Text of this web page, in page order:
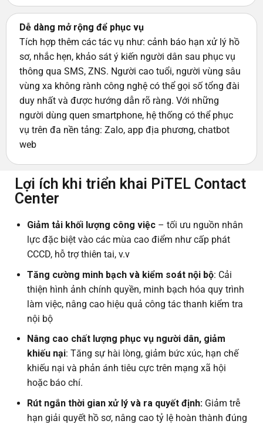
Dễ dàng mở rộng để phục vụ
Tích hợp thêm các tác vụ như: cảnh báo hạn xử lý hồ
sơ, nhắc hẹn, khảo sát ý kiến người dân sau phục vụ
thông qua SMS, ZNS. Người cao tuổi, người vùng sâu
vùng xa không rành công nghệ có thể gọi số tổng đài
duy nhất và được hướng dẫn rõ ràng. Với những
người dùng quen smartphone, hệ thống có thể phục
vụ trên đa nền tảng: Zalo, app địa phương, chatbot
web
Lợi ích khi triển khai PiTEL Contact
Center
Giảm tải khối lượng công việc– tối ưu nguồn nhân
lực đặc biệt vào các mùa cao điểm như cấp phát
CCCD, hỗ trợ thiên tai, v.v
Tăng cường minh bạch và kiểm soát nội bộ: Cải
thiện hình ảnh chính quyền, minh bạch hóa quy trình
làm việc, nâng cao hiệu quả công tác thanh kiểm tra
nội bộ
Nâng cao chất lượng phục vụ người dân, giảm
khiếu nại: Tăng sự hài lòng, giảm bức xúc, hạn chế
khiếu nại và phản ánh tiêu cực trên mạng xã hội
hoặc báo chí.
Rút ngắn thời gian xử lý và ra quyết định:Giảm trễ
hạn giải quyết hồ sơ, nâng cao tỷ lệ hoàn thành đúng